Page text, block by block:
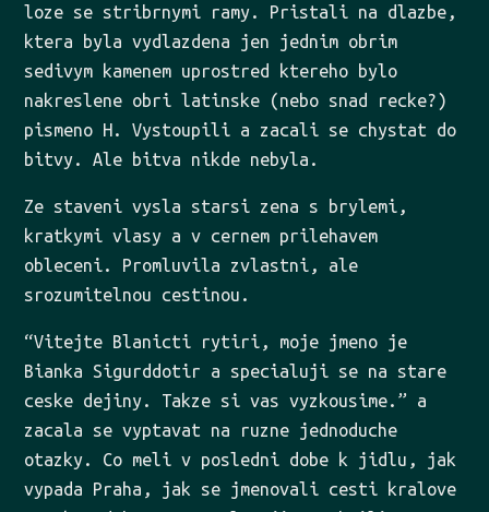
loze se stribrnymi ramy. Pristali na dlazbe,
ktera byla vydlazdena jen jednim obrim
sedivym kamenem uprostred ktereho bylo
nakreslene obri latinske (nebo snad recke?)
pismeno H. Vystoupili a zacali se chystat do
bitvy. Ale bitva nikde nebyla.
Ze staveni vysla starsi zena s brylemi,
kratkymi vlasy a v cernem prilehavem
obleceni. Promluvila zvlastni, ale
srozumitelnou cestinou.
“Vitejte Blanicti rytiri, moje jmeno je
Bianka Sigurddotir a specialuji se na stare
ceske dejiny. Takze si vas vyzkousime.” a
zacala se vyptavat na ruzne jednoduche
otazky. Co meli v posledni dobe k jidlu, jak
vypada Praha, jak se jmenovali cesti kralove